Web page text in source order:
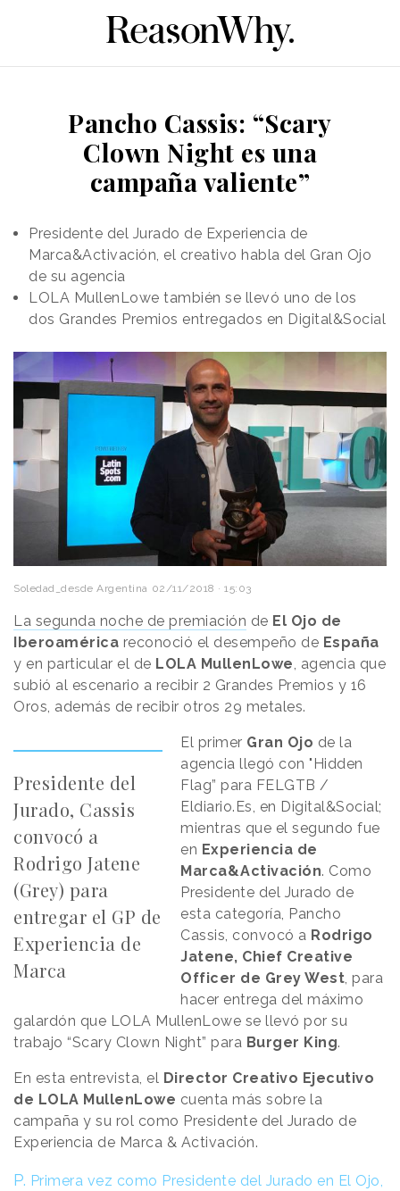
Pancho Cassis: “Scary
Clown Night es una
campaña valiente”
Presidente del Jurado de Experiencia de
Marca&Activación, el creativo habla del Gran Ojo
de su agencia
LOLA MullenLowe también se llevó uno de los
dos Grandes Premios entregados en Digital&Social
Soledad_desde Argentina 02/11/2018 · 15:03
La segunda noche de premiación de El Ojo de
Iberoamérica reconoció el desempeño de España
y en particular el de LOLA MullenLowe, agencia que
subió al escenario a recibir 2 Grandes Premios y 16
Oros, además de recibir otros 29 metales.
Presidente del
Jurado, Cassis
convocó a
Rodrigo Jatene
(Grey) para
entregar el GP de
Experiencia de
Marca
El primer Gran Ojo de la
agencia llegó con "Hidden
Flag” para FELGTB /
Eldiario.Es, en Digital&Social;
mientras que el segundo fue
en Experiencia de
Marca&Activación. Como
Presidente del Jurado de
esta categoría, Pancho
Cassis, convocó a Rodrigo
Jatene, Chief Creative
Officer de Grey West, para
hacer entrega del máximo
galardón que LOLA MullenLowe se llevó por su
trabajo “Scary Clown Night” para Burger King.
En esta entrevista, el Director Creativo Ejecutivo
de LOLA MullenLowe cuenta más sobre la
campaña y su rol como Presidente del Jurado de
Experiencia de Marca & Activación.
P. Primera vez como Presidente del Jurado en El Ojo,